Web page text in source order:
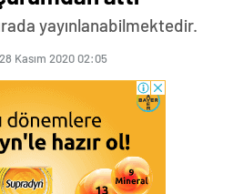
yayınlanabilmektedir.
28 Kasım 2020 02:05